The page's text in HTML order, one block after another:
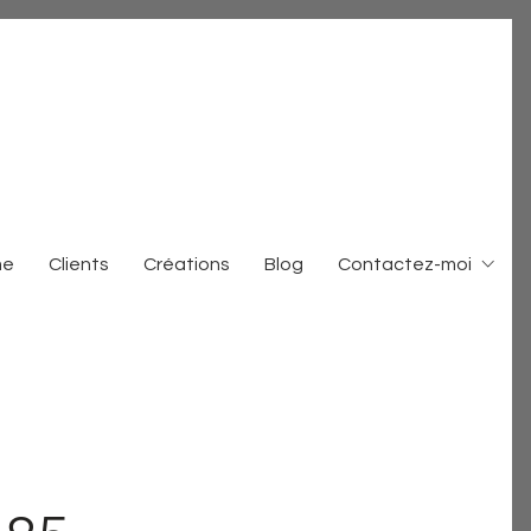
Clients Créations Blog Contactez-moi